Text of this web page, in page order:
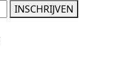
INSCHRIJVEN